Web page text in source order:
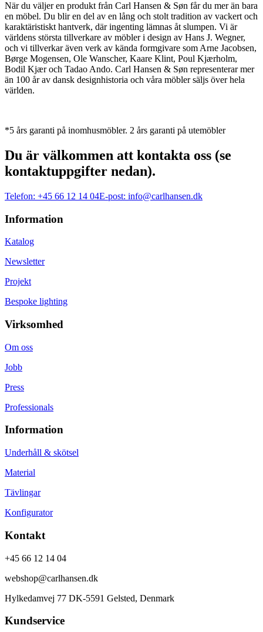
När du väljer en produkt från Carl Hansen & Søn får du mer än bara
en möbel. Du blir en del av en lång och stolt tradition av vackert och
karaktäristiskt hantverk, där ingenting lämnas åt slumpen. Vi är
världens största tillverkare av möbler i design av Hans J. Wegner,
och vi tillverkar även verk av kända formgivare som Arne Jacobsen,
Børge Mogensen, Ole Wanscher, Kaare Klint, Poul Kjærholm,
Bodil Kjær och Tadao Ando. Carl Hansen & Søn representerar mer
än 100 år av dansk designhistoria och våra möbler säljs över hela
världen.
*5 års garanti på inomhusmöbler. 2 års garanti på utemöbler
Du är välkommen att kontakta oss (se
kontaktuppgifter nedan).
Telefon: +45 66 12 14 04E-post: info@carlhansen.dk
Information
Katalog
Newsletter
Projekt
Bespoke lighting
Virksomhed
Om oss
Jobb
Press
Professionals
Information
Underhåll & skötsel
Material
Tävlingar
Konfigurator
Kontakt
+45 66 12 14 04
webshop@carlhansen.dk
Hylkedamvej 77 DK-5591 Gelsted, Denmark
Kundservice